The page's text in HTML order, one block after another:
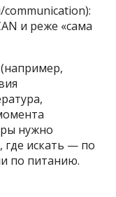
и реже «сама
нужно
где искать — по
по питанию.